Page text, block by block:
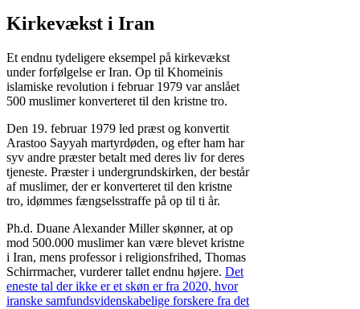
Kirkevækst i Iran
Et endnu tydeligere eksempel på kirkevækst
under forfølgelse er Iran. Op til Khomeinis
islamiske revolution i februar 1979 var anslået
500 muslimer konverteret til den kristne tro.
Den 19. februar 1979 led præst og konvertit
Arastoo Sayyah martyrdøden, og efter ham har
syv andre præster betalt med deres liv for deres
tjeneste. Præster i undergrundskirken, der består
af muslimer, der er konverteret til den kristne
tro, idømmes fængselsstraffe på op til ti år.
Ph.d. Duane Alexander Miller skønner, at op
mod 500.000 muslimer kan være blevet kristne
i Iran, mens professor i religionsfrihed, Thomas
Schirrmacher, vurderer tallet endnu højere. Det
eneste tal der ikke er et skøn er fra 2020, hvor
iranske samfundsvidenskabelige forskere fra det